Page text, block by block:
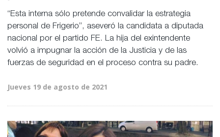
“Esta interna sólo pretende convalidar la estrategia
personal de Frigerio”, aseveró la candidata a diputada
nacional por el partido FE. La hija del exintendente
volvió a impugnar la acción de la Justicia y de las
fuerzas de seguridad en el proceso contra su padre.
Jueves 19 de agosto de 2021